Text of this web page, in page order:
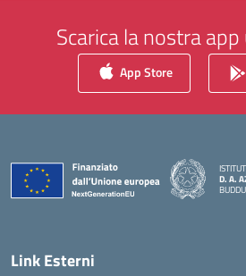
Scarica la nostra
App Store
D. A.
Link Esterni